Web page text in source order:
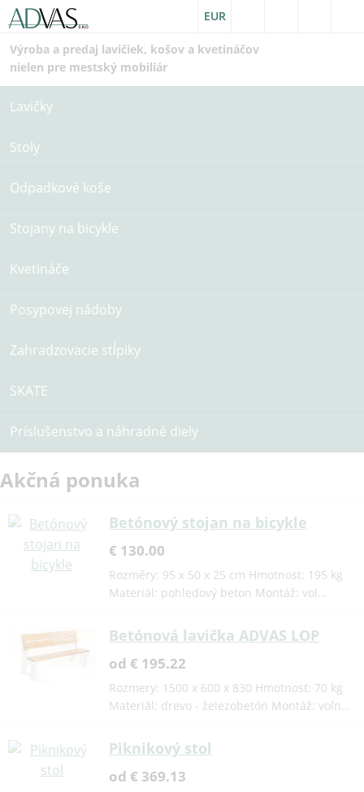
EUR
Výroba a predaj lavičiek, košov a kvetináčov
nielen pre mestský mobiliár
Lavičky
Stoly
Odpadkové koše
Stojany na bicykle
Kvetináče
Posypovej nádoby
Zahradzovacie stĺpiky
SKATE
Príslušenstvo a náhradné diely
Akčná ponuka
Betónový stojan na bicykle
€ 130.00
Rozměry: 95 x 50 x 25 cm Hmotnost: 195 kg
Materiál: pohledový beton Montáž: vol…
Betónová lavička ADVAS LOP
od € 195.22
Rozmery: 1500 x 600 x 830 Hmotnosť: 70 kg
Materiál: drevo - železobetón Montáž: voľn…
Piknikový stol
od € 369.13